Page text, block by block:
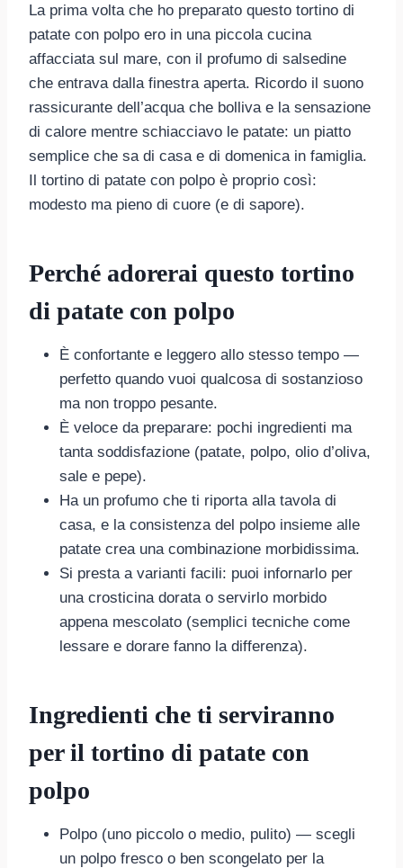
La prima volta che ho preparato questo tortino di
patate con polpo ero in una piccola cucina
affacciata sul mare, con il profumo di salsedine
che entrava dalla finestra aperta. Ricordo il suono
rassicurante dell’acqua che bolliva e la sensazione
di calore mentre schiacciavo le patate: un piatto
semplice che sa di casa e di domenica in famiglia.
Il tortino di patate con polpo è proprio così:
modesto ma pieno di cuore (e di sapore).
Perché adorerai questo tortino
di patate con polpo
È confortante e leggero allo stesso tempo —
perfetto quando vuoi qualcosa di sostanzioso
ma non troppo pesante.
È veloce da preparare: pochi ingredienti ma
tanta soddisfazione (patate, polpo, olio d’oliva,
sale e pepe).
Ha un profumo che ti riporta alla tavola di
casa, e la consistenza del polpo insieme alle
patate crea una combinazione morbidissima.
Si presta a varianti facili: puoi infornarlo per
una crosticina dorata o servirlo morbido
appena mescolato (semplici tecniche come
lessare e dorare fanno la differenza).
Ingredienti che ti serviranno
per il tortino di patate con
polpo
Polpo (uno piccolo o medio, pulito) — scegli
un polpo fresco o ben scongelato per la